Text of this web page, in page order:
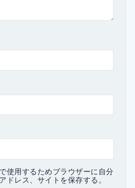
使用するためブラウザーに自分
ドレス、サイトを保存する。